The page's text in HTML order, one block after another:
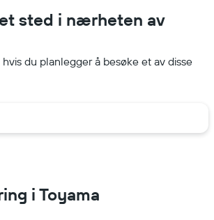
sted i nærheten av
hvis du planlegger å besøke et av disse
i Toyama